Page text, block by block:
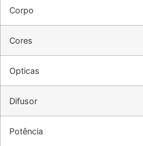
Corpo
Cores
Opticas
Difusor
Potência